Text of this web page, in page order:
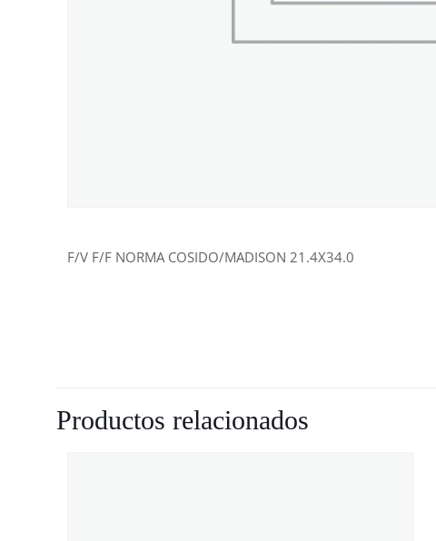
F/V F/F NORMA COSIDO/MADISON 21.4X34.0
Productos relacionados